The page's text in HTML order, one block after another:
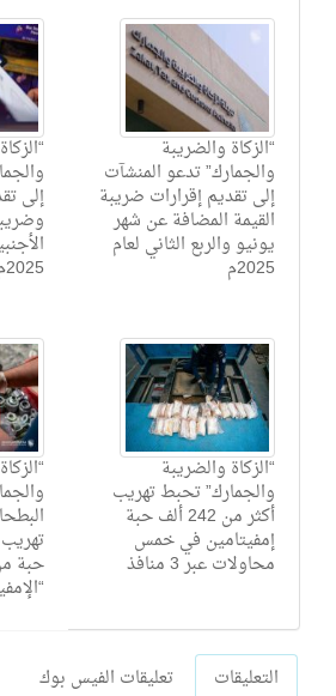
إلى
2025م
“الزكاة والضريبة
والجمارك” تدعو المنشآت
إلى تقديم إقرارات ضريبة
القيمة المضافة عن شهر
يونيو والربع الثاني لعام
2025م
حبة
“الزكاة والضريبة
والجمارك” تحبط تهريب
أكثر من 242 ألف حبة
إمفيتامين في خمس
محاولات عبر 3 منافذ
التعليقات تعليقات الفيس بوك